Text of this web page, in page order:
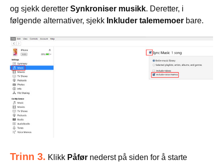
og sjekk deretter Synkroniser musikk. Deretter, i
følgende alternativer, sjekk Inkluder talememoer bare.
Trinn 3. Klikk Påfør nederst på siden for å starte